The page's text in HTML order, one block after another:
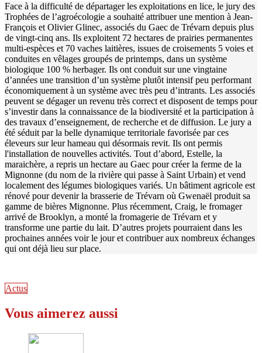
Face à la difficulté de départager les exploitations en lice, le jury des
Trophées de l’agroécologie a souhaité attribuer une mention à Jean-
François et Olivier Glinec, associés du Gaec de Trévarn depuis plus
de vingt-cinq ans. Ils exploitent 72 hectares de prairies permanentes
multi-espèces et 70 vaches laitières, issues de croisements 5 voies et
conduites en vêlages groupés de printemps, dans un système
biologique 100 % herbager. Ils ont conduit sur une vingtaine
d’années une transition d’un système plutôt intensif peu performant
économiquement à un système avec très peu d’intrants. Les associés
peuvent se dégager un revenu très correct et disposent de temps pour
s’investir dans la connaissance de la biodiversité et la participation à
des travaux d’enseignement, de recherche et de diffusion. Le jury a
été séduit par la belle dynamique territoriale favorisée par ces
éleveurs sur leur hameau qui désormais revit. Ils ont permis
l'installation de nouvelles activités. Tout d’abord, Estelle, la
maraichère, a repris un hectare au Gaec pour créer la ferme de la
Mignonne (du nom de la rivière qui passe à Saint Urbain) et vend
localement des légumes biologiques variés. Un bâtiment agricole est
rénové pour devenir la brasserie de Trévarn où Gwenaël produit sa
gamme de bières Mignonne. Plus récemment, Craig, le fromager
arrivé de Brooklyn, a monté la fromagerie de Trévarn et y
transforme une partie du lait. D’autres projets pourraient dans les
prochaines années voir le jour et contribuer aux nombreux échanges
qui ont déjà lieu sur place.
Actus
Vous aimerez aussi